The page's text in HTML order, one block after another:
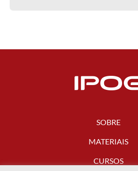
SOBRE
MATERIAIS
CURSOS